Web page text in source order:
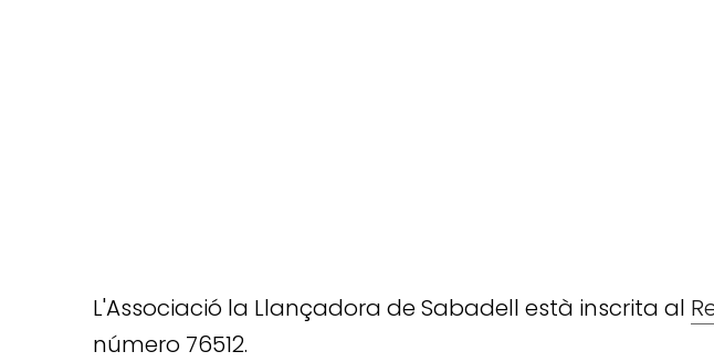
L'Associació la Llançadora de Sabadell està inscrita al
número 76512.